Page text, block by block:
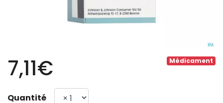
Médicament
7,11€
Quantité